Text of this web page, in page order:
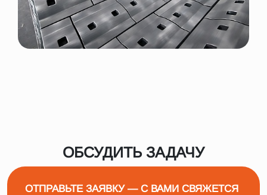
ОБСУДИТЬ ЗАДАЧУ
ОТПРАВЬТЕ ЗАЯВКУ — С ВАМИ СВЯЖЕТСЯ